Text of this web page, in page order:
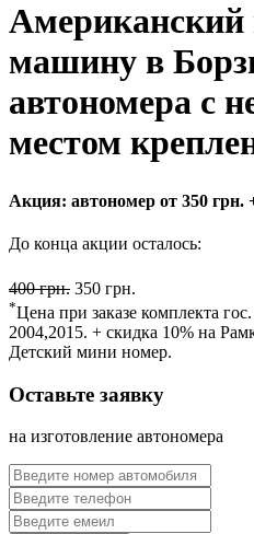
Американский
машину в
автономера с
местом
Акция: автономер от 350 грн.
До конца акции осталось:
400 грн. 350 грн.
*Цена при заказе комплекта
2004,2015. + скидка 10% на
Детский мини номер.
Оставьте заявку
на изготовление автономера